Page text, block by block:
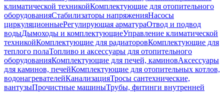
климатической техникойКомплектующие для отопительного
оборудованияСтабилизаторы напряженияНасосы
циркуляционныеРегулирующая арматураОтвод и подвод
водыДымоходы и комплектующиеУправление климатической
техникойКомплектующие для радиаторовКомплектующие для
теплого полаТопливо и аксессуары для отопительного
оборудованияКомплектующие для печей, каминовАксессуары
для каминов, печейКомплектующие для отопительных котлов,
водонагревателейКанализацияТросы сантехнические,
вантузыПрочистные машиныТрубы, фитинги внутренней